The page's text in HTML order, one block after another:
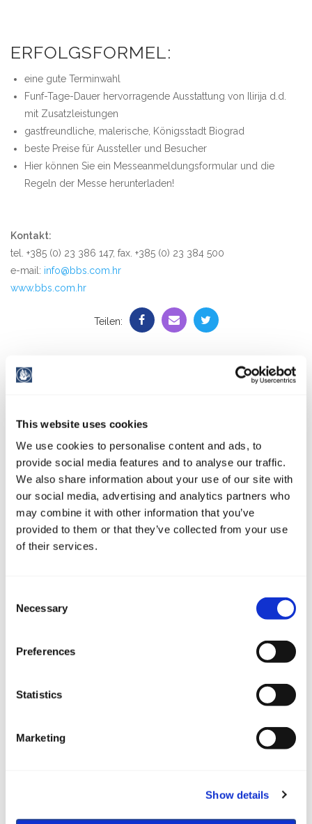
This website uses cookies
We use cookies to personalise content and ads, to
provide social media features and to analyse our traffic.
We also share information about your use of our site with
our social media, advertising and analytics partners who
may combine it with other information that you’ve
provided to them or that they’ve collected from your use
of their services.
Selection
Necessary
Preferences
Statistics
Marketing
Show details
ERFOLGSFORMEL:
eine gute Terminwahl
Funf-Tage-Dauer hervorragende Ausstattung von Ilirija d.d.
mit Zusatzleistungen
gastfreundliche, malerische, Königsstadt Biograd
beste Preise für Aussteller und Besucher
Hier können Sie ein Messeanmeldungsformular und die
Regeln der Messe herunterladen!
Kontakt:
tel. +385 (0) 23 386 147, fax. +385 (0) 23 384 500
e-mail: info@bbs.com.hr
www.bbs.com.hr
Teilen:
Schnelle Links
Fragebogen für den Liegeplatz
Transfer Reservierung
Füllen sie den Fragebogen aus
Charter Booking